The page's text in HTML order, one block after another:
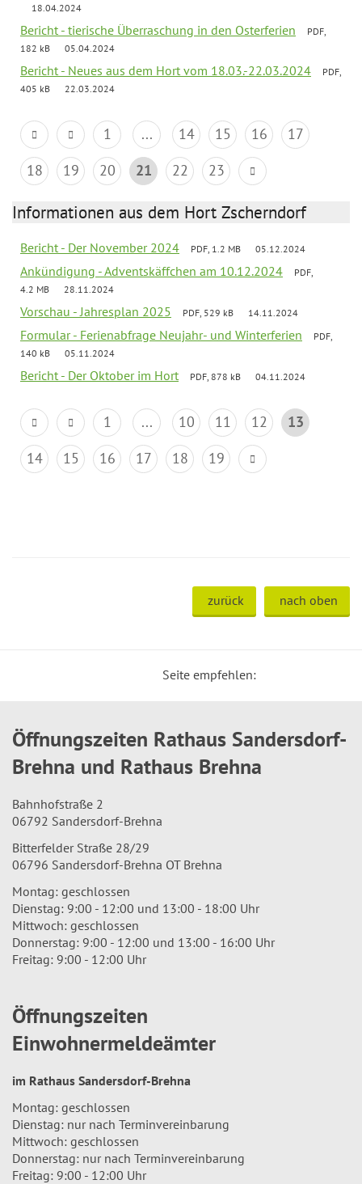
18.04.2024
Bericht - tierische Überraschung in den Osterferien
PDF,
182 kB
05.04.2024
Bericht - Neues aus dem Hort vom 18.03.-22.03.2024
PDF,
405 kB
22.03.2024
1 ... 14 15 16
17
18
19 20 21 22 23
Informationen aus dem Hort Zscherndorf
Bericht - Der November 2024 PDF, 1.2 MB 05.12.2024
Ankündigung - Adventskäffchen am 10.12.2024
PDF,
4.2 MB
28.11.2024
Vorschau - Jahresplan 2025 PDF, 529 kB 14.11.2024
Formular - Ferienabfrage Neujahr- und Winterferien
PDF,
140 kB
05.11.2024
Bericht - Der Oktober im Hort PDF, 878 kB 04.11.2024
1 ... 10 11 12
13
14
15 16 17 18 19
zurück nach oben
Seite empfehlen:
Öffnungszeiten Rathaus Sandersdorf-
Brehna und Rathaus Brehna
Bahnhofstraße 2
06792 Sandersdorf-Brehna
Bitterfelder Straße 28/29
06796 Sandersdorf-Brehna OT Brehna
Montag: geschlossen
Dienstag: 9:00 - 12:00 und 13:00 - 18:00 Uhr
Mittwoch: geschlossen
Donnerstag: 9:00 - 12:00 und 13:00 - 16:00 Uhr
Freitag: 9:00 - 12:00 Uhr
Öffnungszeiten
Einwohnermeldeämter
im Rathaus Sandersdorf-Brehna
Montag: geschlossen
Dienstag: nur nach Terminvereinbarung
Mittwoch: geschlossen
Donnerstag: nur nach Terminvereinbarung
Freitag: 9:00 - 12:00 Uhr